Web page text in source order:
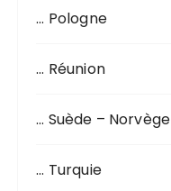
… Pologne
… Réunion
… Suède – Norvège
… Turquie